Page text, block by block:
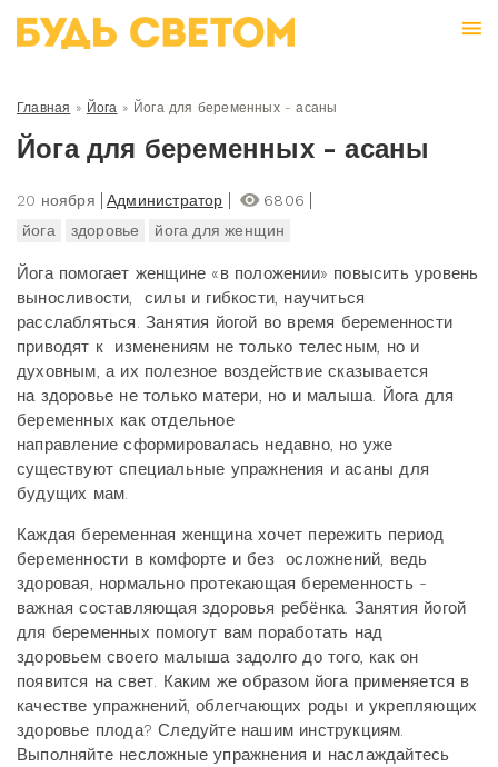
Главная » Йога » Йога для беременных - асаны
Йога для беременных - асаны
20 ноября Администратор
6806
йога
здоровье йога для женщин
Йога помогает женщине «в положении» повысить уровень
выносливости, силы и гибкости, научиться
расслабляться. Занятия йогой во время беременности
приводят к изменениям не только телесным, но и
духовным, а их полезное воздействие сказывается
на здоровье не только матери, но и малыша. Йога для
беременных как отдельное
направление сформировалась недавно, но уже
существуют специальные упражнения и асаны для
будущих мам.
Каждая беременная женщина хочет пережить период
беременности в комфорте и без осложнений, ведь
здоровая, нормально протекающая беременность -
важная составляющая здоровья ребёнка. Занятия йогой
для беременных помогут вам поработать над
здоровьем своего малыша задолго до того, как он
появится на свет. Каким же образом йога применяется в
качестве упражнений, облегчающих роды и укрепляющих
здоровье плода? Следуйте нашим инструкциям.
Выполняйте несложные упражнения и наслаждайтесь